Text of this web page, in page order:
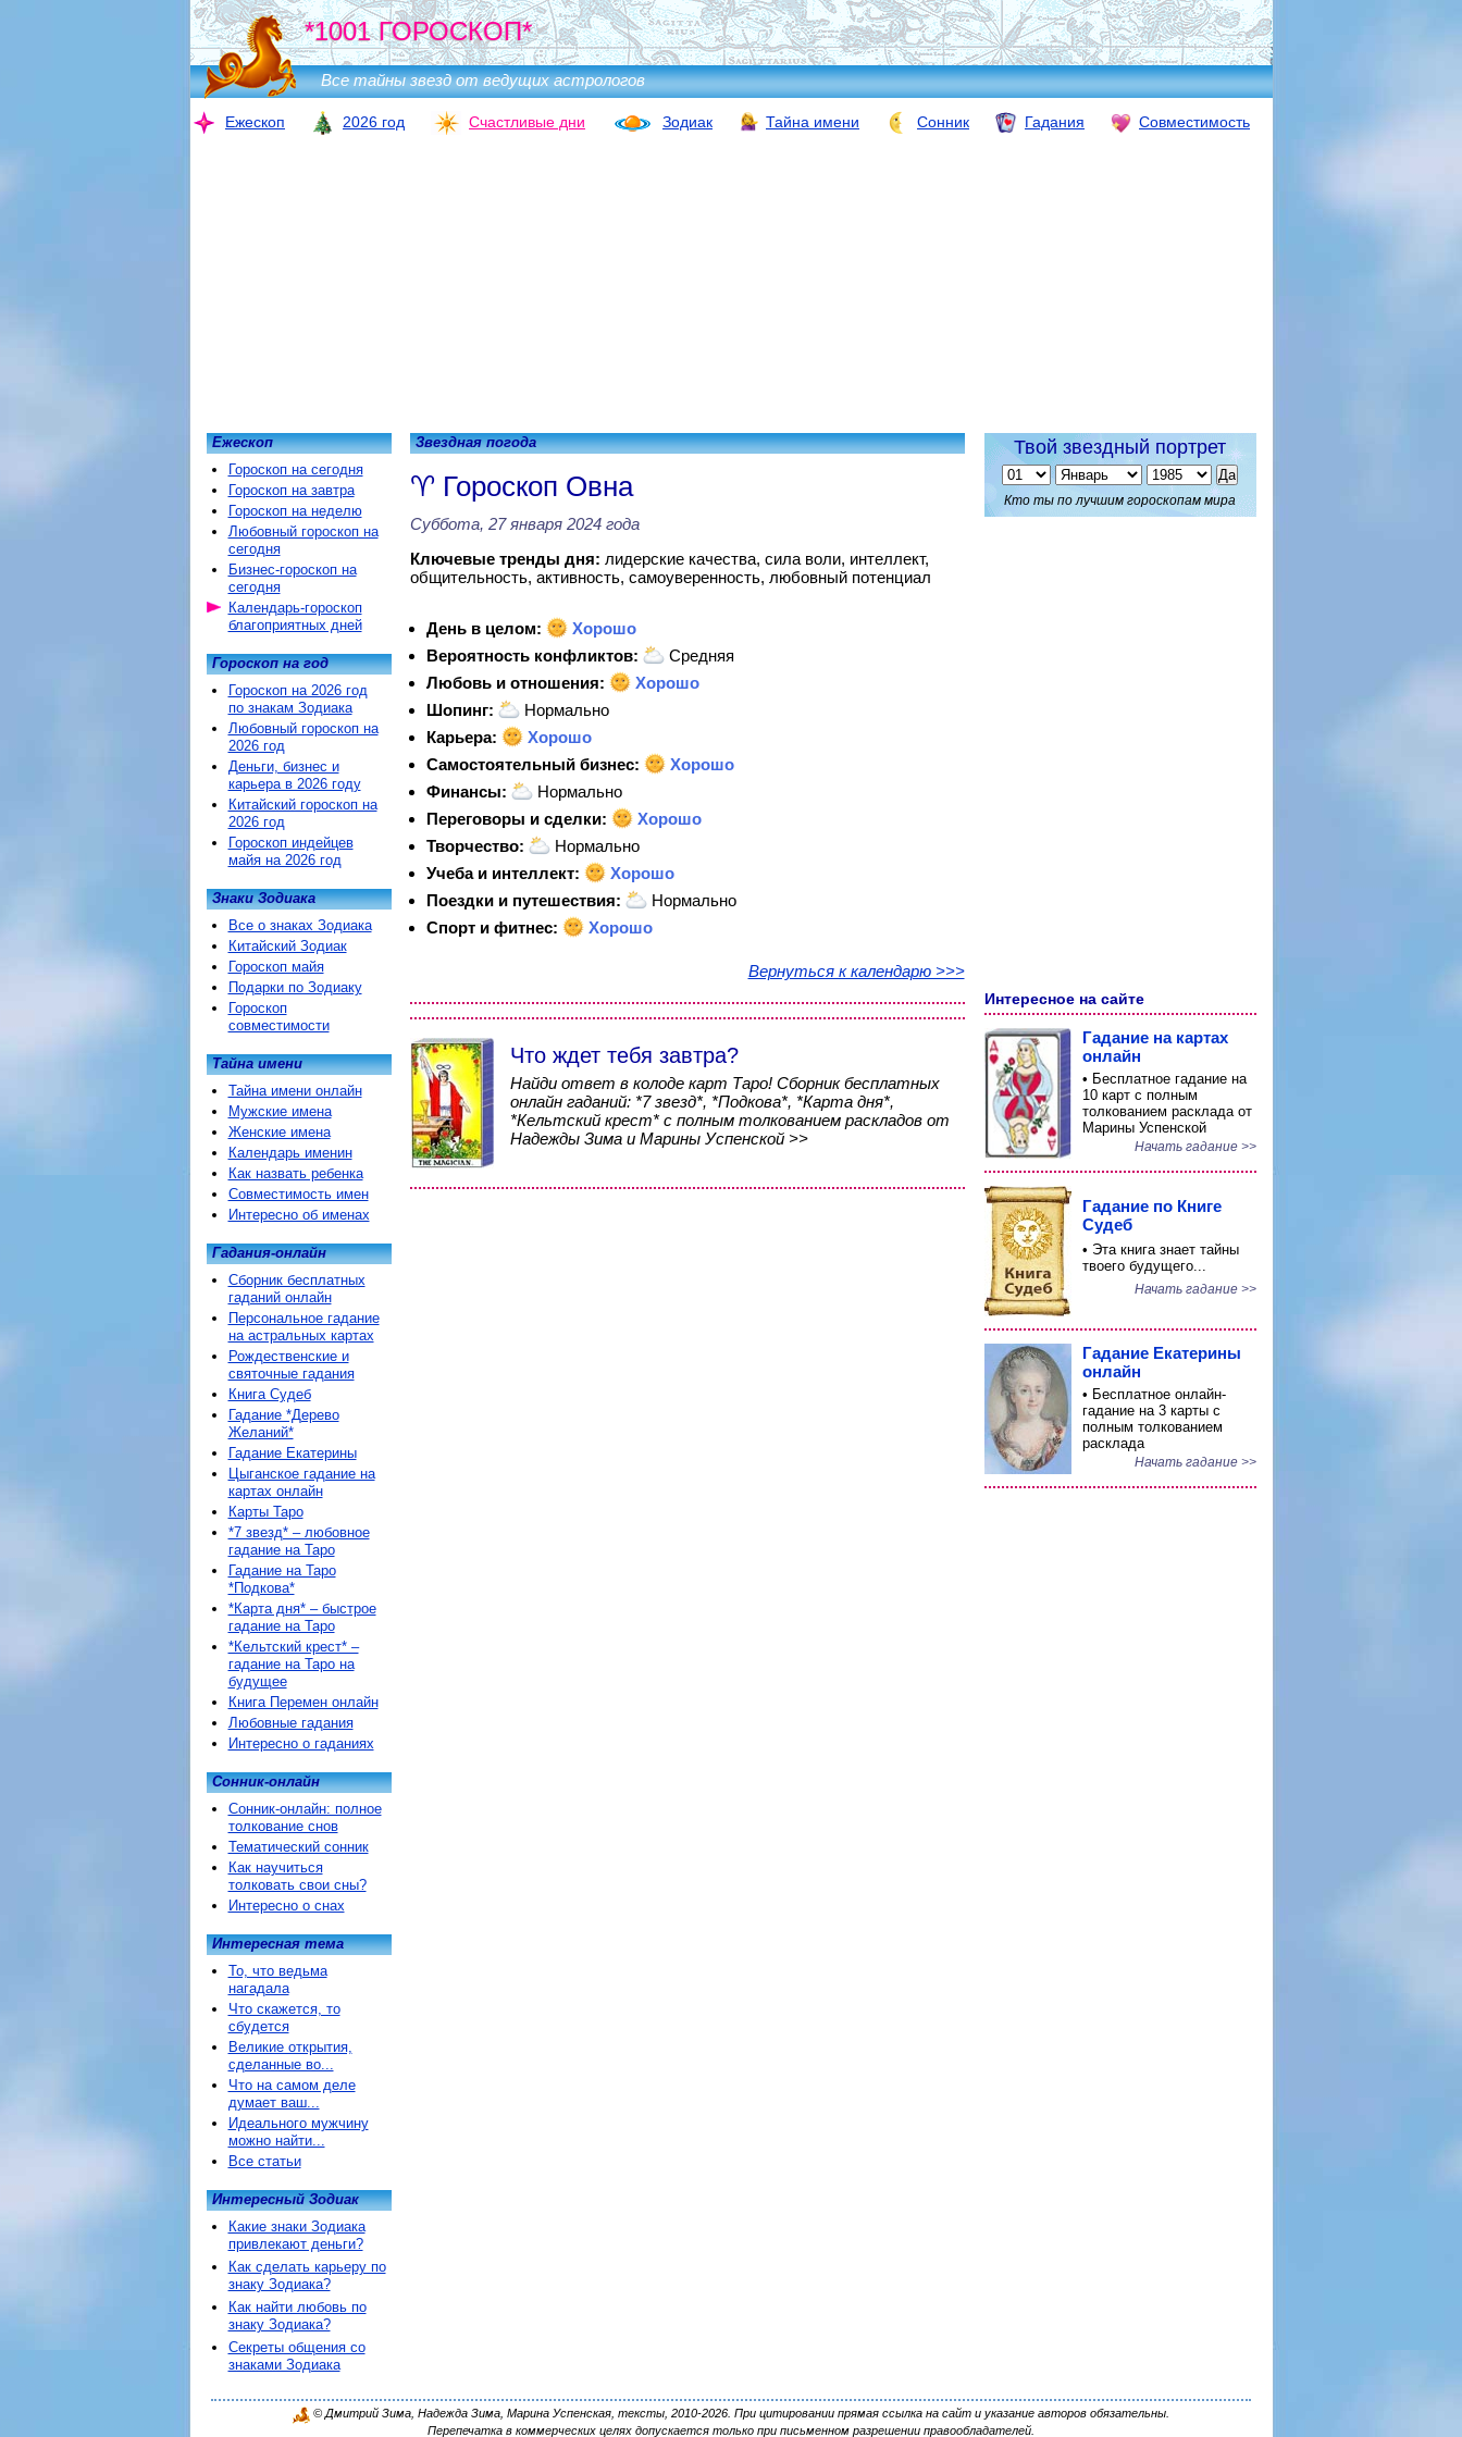
*1001 ГОРОСКОП*
Все тайны звезд от ведущих астрологов
Ежескоп 2026 год Счастливые дни Зодиак Тайна имени Сонник Гадания Совместимость
Звездная погода
Гороскоп Овна
Суббота, 27 января 2024 года
Ключевые тренды дня: лидерские качества, сила воли, интеллект,
общительность, активность, самоуверенность, любовный потенциал
День в целом:
Хорошо
Вероятность конфликтов:
Средняя
Любовь и отношения:
Хорошо
Шопинг:
Нормально
Карьера:
Хорошо
Самостоятельный бизнес:
Хорошо
Финансы:
Нормально
Переговоры и сделки:
Хорошо
Творчество:
Нормально
Учеба и интеллект:
Хорошо
Поездки и путешествия:
Нормально
Спорт и фитнес:
Хорошо
Вернуться к календарю >>>
Что ждет тебя завтра?
Найди ответ в колоде карт Таро! Сборник бесплатных
онлайн гаданий: *7 звезд*, *Подкова*, *Карта дня*,
*Кельтский крест* с полным толкованием раскладов от
Надежды Зима и Марины Успенской >>
Ежескоп
Гороскоп на сегодня
Гороскоп на завтра
Гороскоп на неделю
Любовный гороскоп на
сегодня
Бизнес-гороскоп на
сегодня
Календарь-гороскоп
благоприятных дней
Гороскоп на год
Гороскоп на 2026 год
по знакам Зодиака
Любовный гороскоп на
2026 год
Деньги, бизнес и
карьера в 2026 году
Китайский гороскоп на
2026 год
Гороскоп индейцев
майя на 2026 год
Знаки Зодиака
Все о знаках Зодиака
Китайский Зодиак
Гороскоп майя
Подарки по Зодиаку
Гороскоп
совместимости
Тайна имени
Тайна имени онлайн
Мужские имена
Женские имена
Календарь именин
Как назвать ребенка
Совместимость имен
Интересно об именах
Гадания-онлайн
Сборник бесплатных
гаданий онлайн
Персональное гадание
на астральных картах
Рождественские и
святочные гадания
Книга Судеб
Гадание *Дерево
Желаний*
Гадание Екатерины
Цыганское гадание на
картах онлайн
Карты Таро
*7 звезд* – любовное
гадание на Таро
Гадание на Таро
*Подкова*
*Карта дня* – быстрое
гадание на Таро
*Кельтский крест* –
гадание на Таро на
будущее
Книга Перемен онлайн
Любовные гадания
Интересно о гаданиях
Сонник-онлайн
Сонник-онлайн: полное
толкование снов
Тематический сонник
Как научиться
толковать свои сны?
Интересно о снах
Интересная тема
То, что ведьма
нагадала
Что скажется, то
сбудется
Великие открытия,
сделанные во...
Что на самом деле
думает ваш...
Идеального мужчину
можно найти...
Все статьи
Интересный Зодиак
Какие знаки Зодиака
привлекают деньги?
Как сделать карьеру по
знаку Зодиака?
Как найти любовь по
знаку Зодиака?
Секреты общения со
знаками Зодиака
Твой звездный портрет
Кто ты по лучшим гороскопам мира
Интересное на сайте
Гадание на картах
онлайн
• Бесплатное гадание на
10 карт с полным
толкованием расклада от
Марины Успенской
Начать гадание >>
Гадание по Книге
Судеб
• Эта книга знает тайны
твоего будущего...
Начать гадание >>
Гадание Екатерины
онлайн
• Бесплатное онлайн-
гадание на 3 карты с
полным толкованием
расклада
Начать гадание >>
© Дмитрий Зима, Надежда Зима, Марина Успенская, тексты, 2010-2026. При цитировании прямая ссылка на сайт и указание авторов обязательны.
Перепечатка в коммерческих целях допускается только при письменном разрешении правообладателей.